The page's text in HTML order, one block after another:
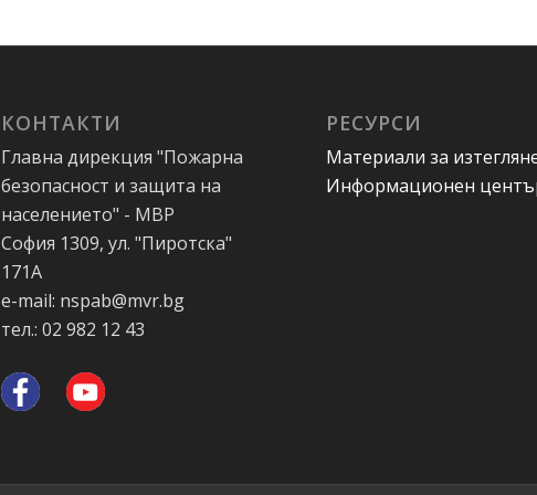
КОНТАКТИ
Главна дирекция "Пожарна
безопасност и защита на
населението" - МВР
София 1309, ул. "Пиротска"
171А
e-mail: nspab@mvr.bg
тел.: 02 982 12 43
РЕСУРСИ
Материали за
Информационен